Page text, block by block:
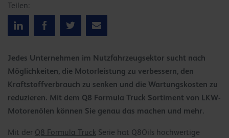
Teilen:
Jedes Unternehmen im Nutzfahrzeugsektor sucht nach
Möglichkeiten, die Motorleistung zu verbessern, den
Kraftstoffverbrauch zu senken und die Wartungskosten zu
reduzieren. Mit dem Q8 Formula Truck Sortiment von LKW-
Motorenölen können Sie genau das machen und mehr.
Mit der Q8 Formula Truck Serie hat Q8Oils hochwertige